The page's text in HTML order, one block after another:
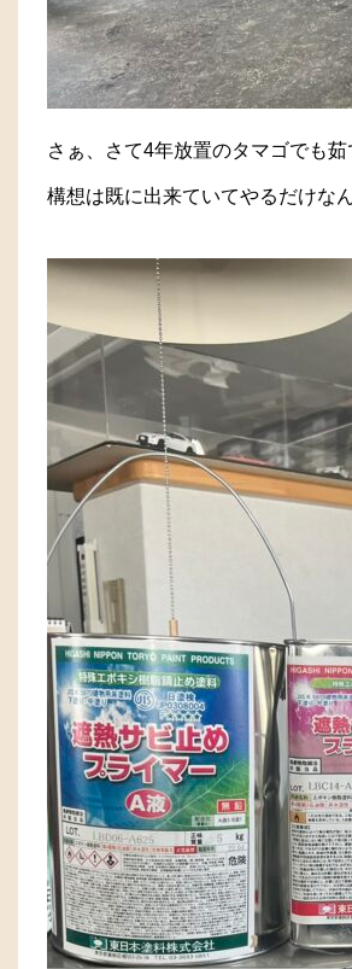
さぁ、さて4年放置のタマゴでも
構想は既に出来ていてやるだけな